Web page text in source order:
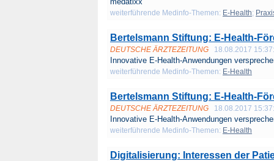
weiterführende Medinfo-Themen: E-Health;
Bertelsmann Stiftung: E-Health-
DEUTSCHE ÄRZTEZEITUNG 18.08.2017
Innovative E-Health-Anwendungen
weiterführende Medinfo-Themen: E-Health
Bertelsmann Stiftung: E-Health-
DEUTSCHE ÄRZTEZEITUNG 18.08.2017
Innovative E-Health-Anwendungen
weiterführende Medinfo-Themen: E-Health
Digitalisierung: Interessen der